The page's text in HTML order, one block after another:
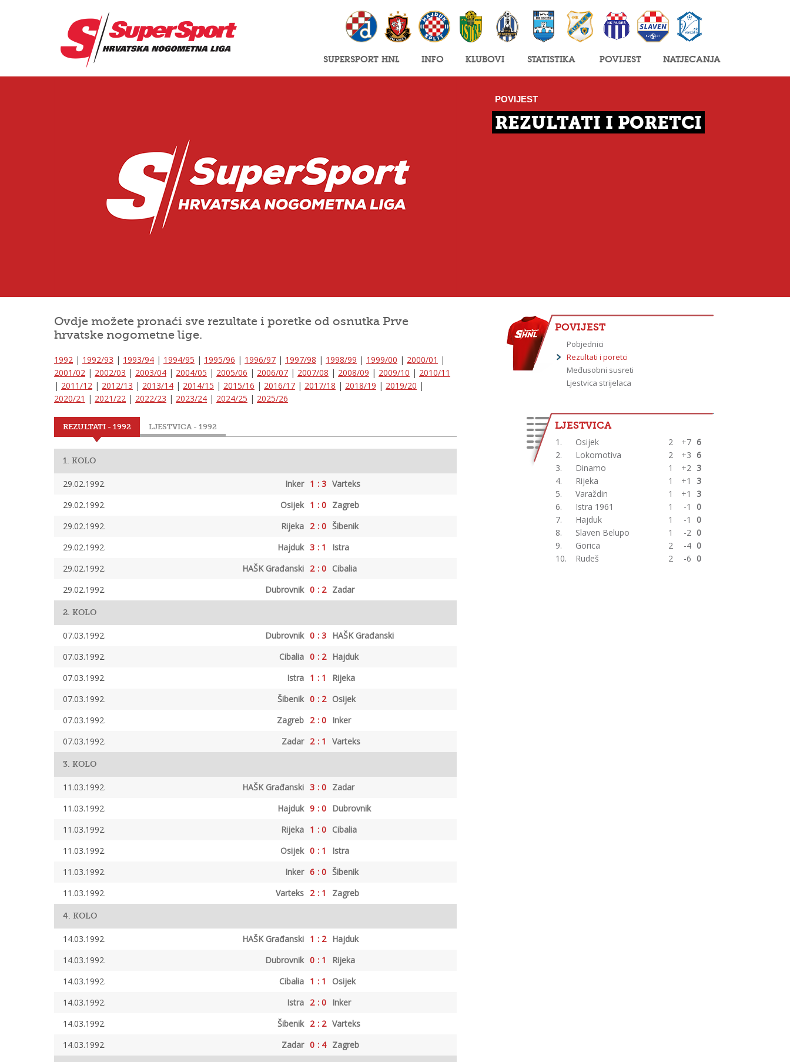
SuperSport HNL Info Klubovi Statistika Povijest Natjecanja
POVIJEST
REZULTATI I PORETCI
Ovdje možete pronaći sve rezultate i poretke od osnutka Prve
hrvatske nogometne lige.
1992 | 1992/93 | 1993/94 | 1994/95 | 1995/96 | 1996/97 | 1997/98 | 1998/99 | 1999/00 | 2000/01 |
2001/02 | 2002/03 | 2003/04 | 2004/05 | 2005/06 | 2006/07 | 2007/08 | 2008/09 | 2009/10 | 2010/11
| 2011/12 | 2012/13 | 2013/14 | 2014/15 | 2015/16 | 2016/17 | 2017/18 | 2018/19 | 2019/20 |
2020/21 | 2021/22 | 2022/23 | 2023/24 | 2024/25 | 2025/26
REZULTATI - 1992 LJESTVICA - 1992
1. KOLO
29.02.1992. Inker 1 : 3 Varteks
29.02.1992.
Osijek 1 : 0 Zagreb
29.02.1992.
Rijeka 2 : 0 Šibenik
29.02.1992.
Hajduk 3 : 1
Istra
29.02.1992.
HAŠK Građanski 2 : 0 Cibalia
29.02.1992.
Dubrovnik 0 : 2 Zadar
2. KOLO
07.03.1992. Dubrovnik 0 : 3 HAŠK Građanski
07.03.1992.
Cibalia 0 : 2 Hajduk
07.03.1992.
Istra 1 : 1
Rijeka
07.03.1992.
Šibenik 0 : 2 Osijek
07.03.1992.
Zagreb 2 : 0 Inker
07.03.1992.
Zadar 2 : 1 Varteks
3. KOLO
11.03.1992. HAŠK Građanski 3 : 0 Zadar
11.03.1992.
Hajduk 9 : 0 Dubrovnik
11.03.1992.
Rijeka 1 : 0 Cibalia
11.03.1992.
Osijek 0 : 1
Istra
11.03.1992.
Inker 6 : 0 Šibenik
11.03.1992.
Varteks 2 : 1 Zagreb
4. KOLO
14.03.1992. HAŠK Građanski 1 : 2 Hajduk
14.03.1992.
Dubrovnik 0 : 1
Rijeka
14.03.1992.
Cibalia 1 : 1
Osijek
14.03.1992.
Istra 2 : 0 Inker
14.03.1992.
Šibenik 2 : 2 Varteks
14.03.1992.
Zadar 0 : 4 Zagreb
POVIJEST
Pobjednici
Rezultati i poretci
Međusobni susreti
Ljestvica strijelaca
LJESTVICA
1. Osijek 2 +7 6
2.
Lokomotiva 2 +3 6
3.
Dinamo 1 +2 3
4.
Rijeka 1 +1
3
5.
Varaždin 1 +1
3
6.
Istra 1961 1 -1
0
7.
Hajduk 1 -1
0
8.
Slaven Belupo 1 -2 0
9.
Gorica 2 -4 0
10.
Rudeš 2 -6 0